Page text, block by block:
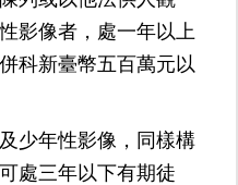
影像者，處一年以上
科新臺幣五百萬元以
少年性影像，同樣構
處三年以下有期徒